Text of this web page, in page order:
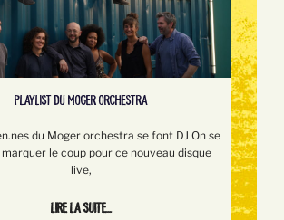
PLAYLIST DU MOGER ORCHESTRA
du Moger orchestra se font DJ On se
le coup pour ce nouveau disque
live,
Lire la suite...